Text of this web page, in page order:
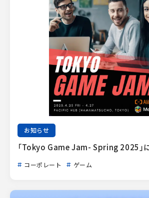
お知らせ
「Tokyo Game Jam- Spring 2025」
コーポレート ゲーム